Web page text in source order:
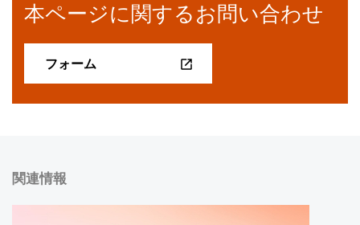
本ページに関するお問い合わせ
フォーム
関連情報